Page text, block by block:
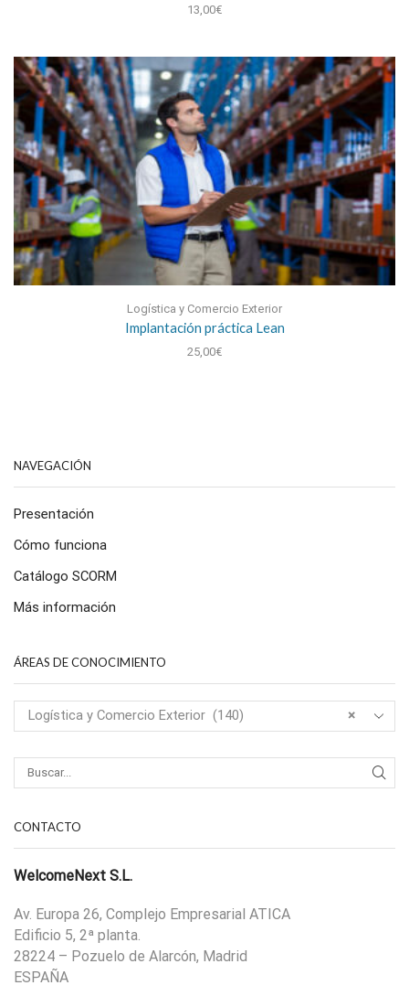
13,00€
Logística y Comercio Exterior
Implantación práctica Lean
25,00€
NAVEGACIÓN
Presentación
Cómo funciona
Catálogo SCORM
Más información
ÁREAS DE CONOCIMIENTO
×
Logística y Comercio Exterior (140)
CONTACTO
WelcomeNext S.L.
Av. Europa 26, Complejo Empresarial ATICA
Edificio 5, 2ª planta.
28224 – Pozuelo de Alarcón, Madrid
ESPAÑA